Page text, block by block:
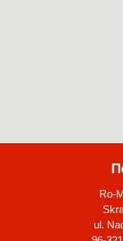
Ro-
ul.